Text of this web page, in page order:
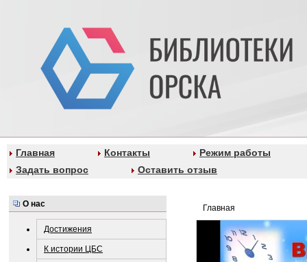
Главная Контакты
Режим работы
Задать вопрос
Оставить отзыв
О нас
Достижения
К истории ЦБС
Главная